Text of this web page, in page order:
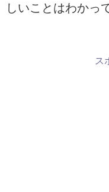
しいことはわかっ
ス